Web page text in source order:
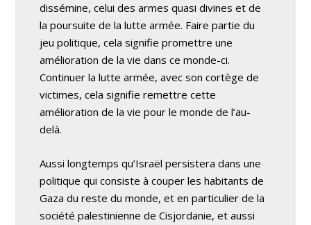
dissémine, celui des armes quasi divines et de
la poursuite de la lutte armée. Faire partie du
jeu politique, cela signifie promettre une
amélioration de la vie dans ce monde-ci.
Continuer la lutte armée, avec son cortège de
victimes, cela signifie remettre cette
amélioration de la vie pour le monde de l’au-
delà.
Aussi longtemps qu’Israël persistera dans une
politique qui consiste à couper les habitants de
Gaza du reste du monde, et en particulier de la
société palestinienne de Cisjordanie, et aussi